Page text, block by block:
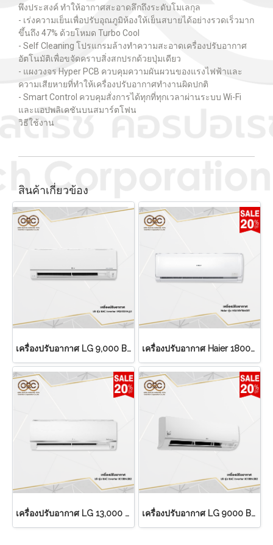
พึงประสงค์ ทำให้อากาศสะอาดลึกถึงระดับโมเลกุล
- เร่งความเย็นเพื่อปรับอุณภูมิห้องให้เย็นสบายได้อย่างรวดเร็วมาก
ขึ้นถึง 47% ด้วยโหมด Turbo Cool
- Self Cleaning โปรแกรมล้างทำความสะอาดเครื่องปรับอากาศ
อัตโนมัติเพื่อขจัดคราบสิ่งสกปรกด้วยปุ่มเดียว
- แผงวงจร Hyper PCB ควบคุมความผันผวนของแรงไฟฟ้าและ
ความเสียหายที่ทำให้เครื่องปรับอากาศทำงานผิดปกติ
- Smart Control ควบคุมสั่งการได้ทุกที่ทุกเวลาผ่านระบบ Wi-Fi
และแอปพลิเคชันบนสมาร์ตโฟน
วิธีใช้งาน
สินค้าเกี่ยวข้อง
เครื่องปรับอากาศ LG 9,000 BTU เครื่องปรับอากาศ Haier 18000 BTU
เครื่องปรับอากาศ LG 13,000 BTU เครื่องปรับอากาศ LG 9000 BTU